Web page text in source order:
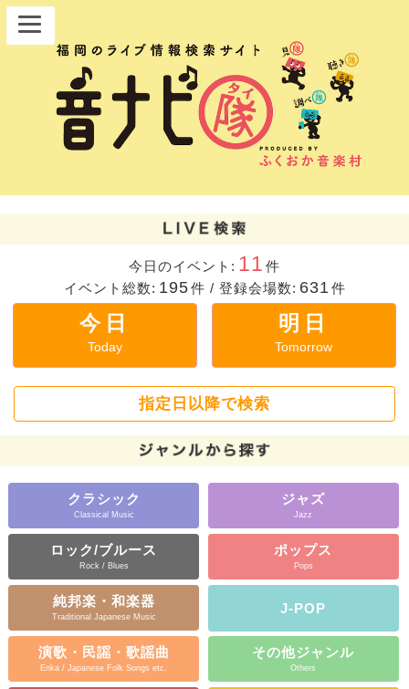
今日のイベント: 11 件
イベント総数: 195件 / 登録会場数: 631 件
今日
Today
明日
Tomorrow
指定日以降で検索
クラシック
Classical Music
ジャズ
Jazz
ロック/ブルース
Rock / Blues
ポップス
Pops
純邦楽・和楽器
Traditional Japanese Music
J-POP
演歌・民謡・歌謡曲
Enka / Japanese Folk Songs etc.
その他ジャンル
Others